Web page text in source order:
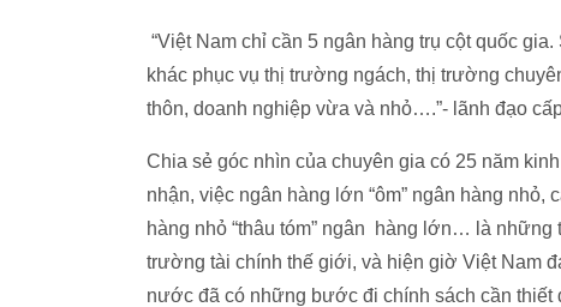
“Việt Nam chỉ cần 5 ngân hàng trụ cột quốc
khác phục vụ thị trường ngách, thị trường
thôn, doanh nghiệp vừa và nhỏ….”- lãnh đạo
Chia sẻ góc nhìn của chuyên gia có 25 năm
nhận, việc ngân hàng lớn “ôm” ngân hàng
hàng nhỏ “thâu tóm” ngân hàng lớn… là
trường tài chính thế giới, và hiện giờ Việt Nam
nước đã có những bước đi chính sách cần thiết